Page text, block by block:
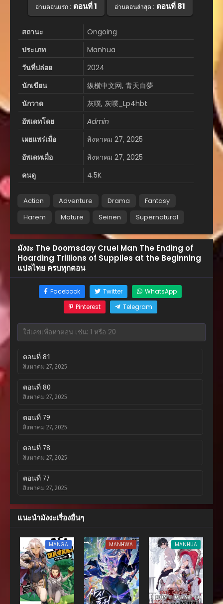
อ่านตอนแรก : ตอนที่ 1 อ่านตอนล่าสุด : ตอนที่ 81
สถานะ
Ongoing
ประเภท
Manhua
วันที่ปล่อย
2024
นักเขียน
纵横中文网, 青天白夢
นักวาด
灰噗, 灰噗_Lp4hbt
อัพเดทโดย
Admin
เผยแพร่เมื่อ
สิงหาคม 27, 2025
อัพเดทเมื่อ
สิงหาคม 27, 2025
คนดู
4.5K
Action Adventure Drama
Fantasy
Harem
Mature Seinen Supernatural
มังงะ The Doomsday Cruel Man The Ending of
Hoarding Trillions of Supplies at the Beginning
แปลไทย ครบทุกตอน
Facebook Twitter
WhatsApp
Pinterest
Telegram
ตอนที่ 81
สิงหาคม 27, 2025
ตอนที่ 80
สิงหาคม 27, 2025
ตอนที่ 79
สิงหาคม 27, 2025
ตอนที่ 78
สิงหาคม 27, 2025
ตอนที่ 77
สิงหาคม 27, 2025
ตอนที่ 76
สิงหาคม 27, 2025
ตอนที่ 75
สิงหาคม 27, 2025
ตอนที่ 74
สิงหาคม 27, 2025
ตอนที่ 73
แนะนำมังงะเรื่องอื่นๆ
MANGA MANHWA MANHUA